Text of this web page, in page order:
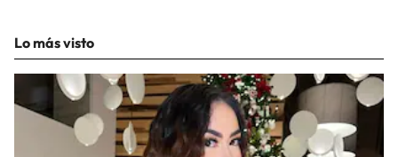
Lo más visto